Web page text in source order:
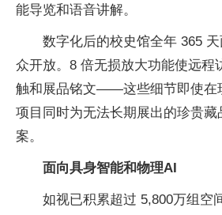
能导览和语音讲解。
数字化后的校史馆全年 365
众开放。8 倍无损放大功能使远程
触和展品铭文——这些细节即使在
项目同时为无法长期展出的珍贵藏
案。
面向具身智能和物理AI
如视已积累超过 5,800万组空